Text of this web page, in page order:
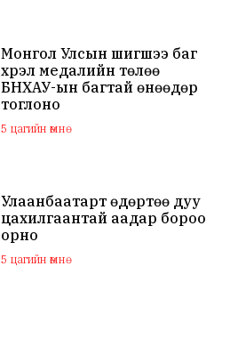
Монгол Улсын шигшээ баг
хүрэл медалийн төлөө
БНХАУ-ын багтай өнөөдөр
тоглоно
5 цагийн өмнө
Улаанбаатарт өдөртөө дуу
цахилгаантай аадар бороо
орно
5 цагийн өмнө